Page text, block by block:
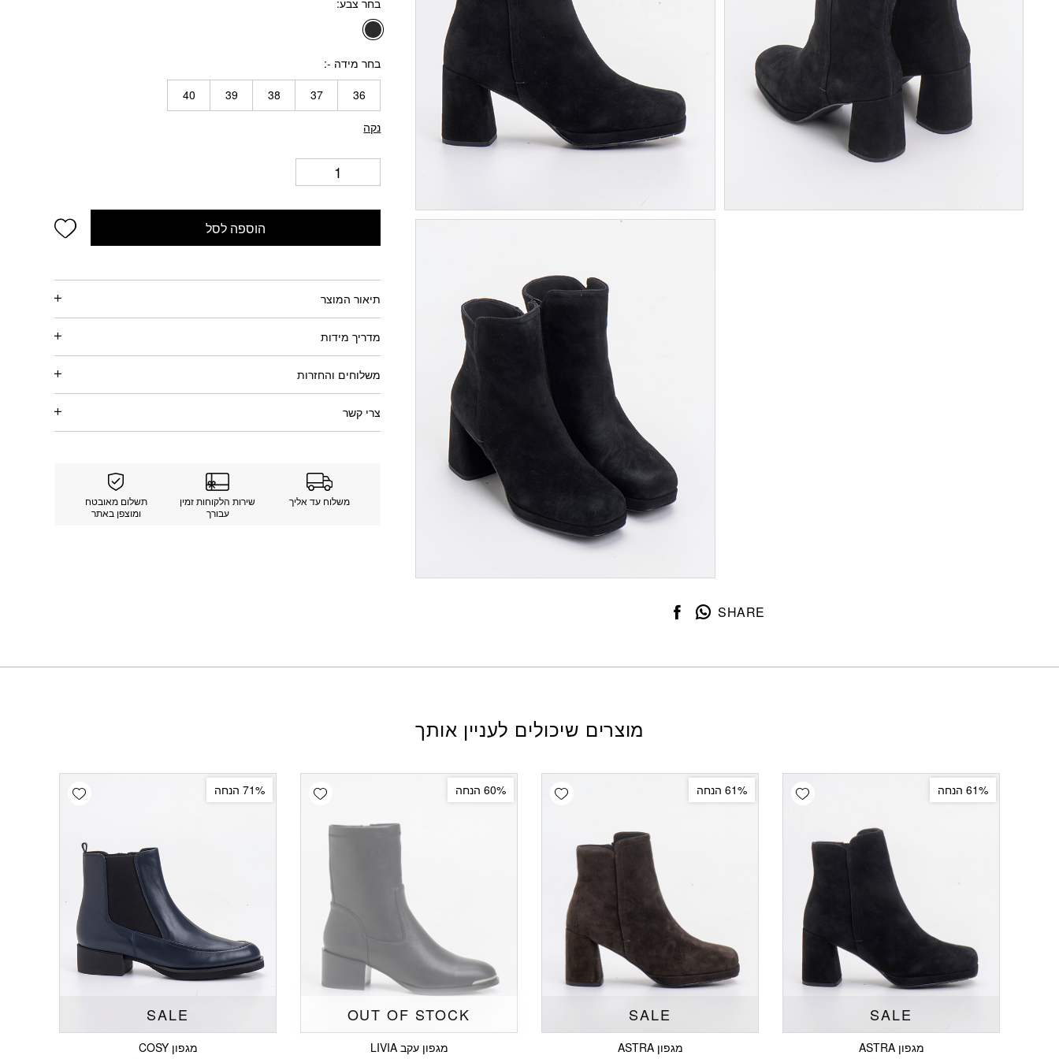
בחר מידה -
36
37
38
39
40
נקה
הוספה לסל
תיאור המוצר
מדריך מידות
משלוחים והחזרות
צרי קשר
משלוח עד אליך
שירות הלקוחות זמין
עבורך
תשלום מאובטח
ומוצפן באתר
SHARE
מוצרים שיכולים לעניין אותך
Add wishlist 61% הנחה
SALE
מגפון ASTRA
Add wishlist 61% הנחה
SALE
מגפון ASTRA
Add wishlist 60% הנחה
OUT OF STOCK
מגפון עקב LIVIA
Add wishlist 71% הנחה
SALE
מגפון COSY